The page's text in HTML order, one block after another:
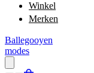
Winkel
Merken
Ballegooyen
modes